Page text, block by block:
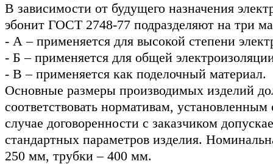
В зависимости от будущего назначения
эбонит ГОСТ 2748-77 подразделяют на три
- А – применяется для высокой степени
- Б – применяется для общей
- В – применяется как поделочный материал.
Основные размеры производимых изделий
соответствовать нормативам,
случае договоренности с заказчиком
стандартных параметров изделия.
250 мм, трубки – 400 мм.